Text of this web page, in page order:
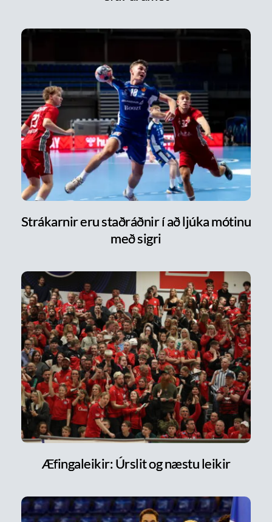
Strákarnir eru staðráðnir í að ljúka mótinu
með sigri
Æfingaleikir: Úrslit og næstu leikir